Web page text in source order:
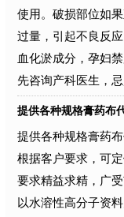
使用。破损部位如
过量，引起不良反
血化淤成分，孕妇
先咨询产科医生，
提供各种规格膏药布
提供各种规格膏药
根据客户要求，可
要求精益求精，广
以水溶性高分子资